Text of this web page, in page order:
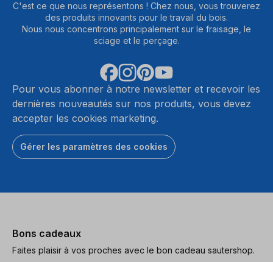
C'est ce que nous représentons ! Chez nous, vous trouverez
des produits innovants pour le travail du bois.
Nous nous concentrons principalement sur le fraisage, le
sciage et le perçage.
Pour vous abonner à notre newsletter et recevoir les
dernières nouveautés sur nos produits, vous devez
accepter les cookies marketing.
Gérer les paramètres des cookies
Bons cadeaux
Faites plaisir à vos proches avec le bon cadeau sautershop.